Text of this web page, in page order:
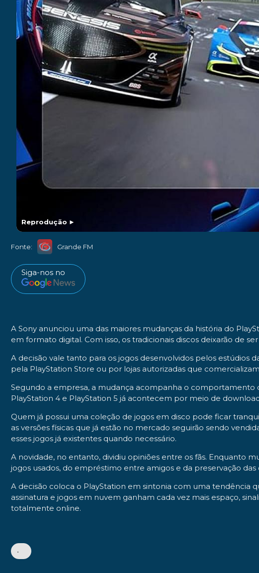
Reprodução ►
Fonte: Grande FM
Siga-nos no
A Sony anunciou uma das maiores mudanças da história do
em formato digital. Com isso, os tradicionais discos deixarão de
A decisão vale tanto para os jogos desenvolvidos pelos estúdios
pela PlayStation Store ou por lojas autorizadas que
Segundo a empresa, a mudança acompanha o comportamento
PlayStation 4 e PlayStation 5 já acontecem por meio de
Quem já possui uma coleção de jogos em disco pode ficar
as versões físicas que já estão no mercado seguirão sendo
esses jogos já existentes quando necessário.
A novidade, no entanto, dividiu opiniões entre os fãs. Enquanto
jogos usados, do empréstimo entre amigos e da preservação
A decisão coloca o PlayStation em sintonia com uma tendência
assinatura e jogos em nuvem ganham cada vez mais espaço,
totalmente online.
•